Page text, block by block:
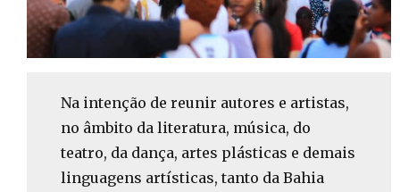
Na intenção de reunir autores e artistas,
no âmbito da literatura, música, do
teatro, da dança, artes plásticas e demais
linguagens artísticas, tanto da Bahia